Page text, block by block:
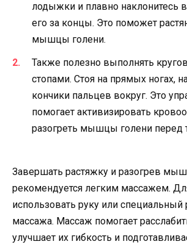
лодыжки и плавно наклонитесь
его за концы. Это поможет
мышцы голени.
Также полезно выполнять
стопами. Стоя на прямых ногах,
кончики пальцев вокруг. Это
помогает активизировать
разогреть мышцы голени перед
Завершать растяжку и разогрев
рекомендуется легким массажем.
использовать руку или специальный
массажа. Массаж помогает
улучшает их гибкость и